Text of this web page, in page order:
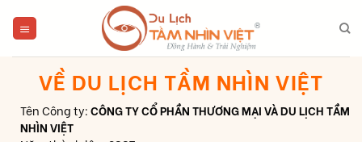
content
VỀ DU LỊCH TẦM NHÌN VIỆT
Tên Công ty:CÔNG TY CỔ PHẦN THƯƠNG MẠI VÀ DU LỊCH TẦM
NHÌN VIỆT